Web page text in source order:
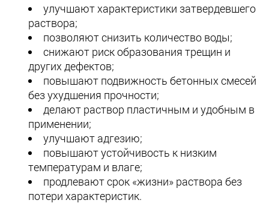
улучшают характеристики затвердевшего
раствора;
позволяют снизить количество воды;
снижают риск образования трещин и
других дефектов;
повышают подвижность бетонных смесей
без ухудшения прочности;
делают раствор пластичным и удобным в
применении;
улучшают адгезию;
повышают устойчивость к низким
температурам и влаге;
продлевают срок «жизни» раствора без
потери характеристик.